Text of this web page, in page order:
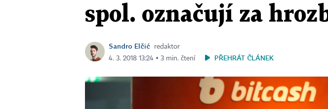
spol. označují za
Sandro Elčić
redaktor
4. 3. 2018 13:24 ▪ 3 min. čtení
PŘEHRÁT ČLÁNEK